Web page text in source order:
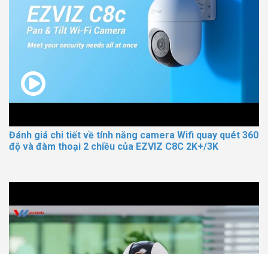
Đánh giá chi tiết về tính năng camera Wifi quay quét 360
độ và đàm thoại 2 chiều của EZVIZ C8C 2K+/3K